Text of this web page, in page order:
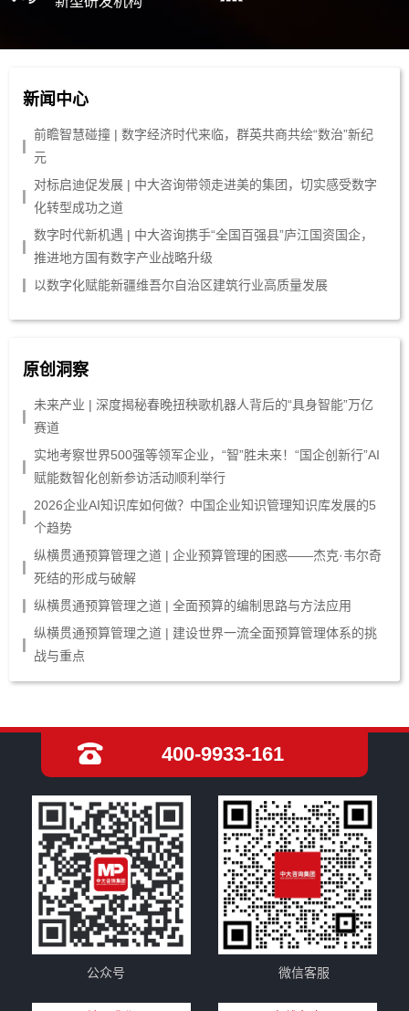
新闻中心
前瞻智慧碰撞 | 数字经济时代来临，群英共商共绘“数治”新纪
元
对标启迪促发展 | 中大咨询带领走进美的集团，切实感受数字
化转型成功之道
数字时代新机遇 | 中大咨询携手“全国百强县”庐江国资国企，
推进地方国有数字产业战略升级
以数字化赋能新疆维吾尔自治区建筑行业高质量发展
原创洞察
未来产业 | 深度揭秘春晚扭秧歌机器人背后的“具身智能”万亿
赛道
实地考察世界500强等领军企业，“智”胜未来！“国企创新行”AI
赋能数智化创新参访活动顺利举行
2026企业AI知识库如何做？中国企业知识管理知识库发展的5
个趋势
纵横贯通预算管理之道 | 企业预算管理的困惑——杰克·韦尔奇
死结的形成与破解
纵横贯通预算管理之道 | 全面预算的编制思路与方法应用
纵横贯通预算管理之道 | 建设世界一流全面预算管理体系的挑
战与重点
400-9933-161
公众号 微信客服